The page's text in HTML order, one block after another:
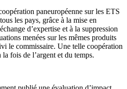
paneuropéenne sur les ETS
les pays, grâce à la mise en
d’expertise et à la suppression
menées sur les mêmes produits
le commissaire. Une telle coopération
fois de l’argent et du temps.